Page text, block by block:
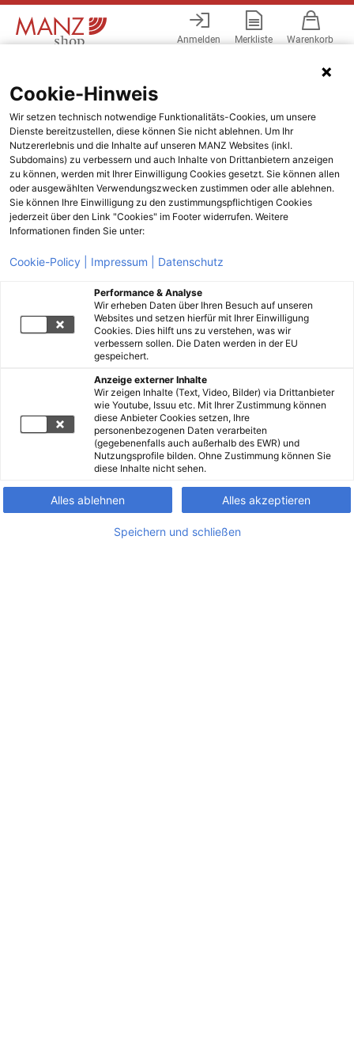
Anmelden Merkliste Warenkorb
Cookie-Hinweis
Wir setzen technisch notwendige Funktionalitäts-Cookies, um unsere
Dienste bereitzustellen, diese können Sie nicht ablehnen. Um Ihr
Nutzererlebnis und die Inhalte auf unseren MANZ Websites (inkl.
Subdomains) zu verbessern und auch Inhalte von Drittanbietern anzeigen
zu können, werden mit Ihrer Einwilligung Cookies gesetzt. Sie können allen
oder ausgewählten Verwendungszwecken zustimmen oder alle ablehnen.
Sie können Ihre Einwilligung zu den zustimmungspflichtigen Cookies
jederzeit über den Link "Cookies" im Footer widerrufen. Weitere
Informationen finden Sie unter:
Cookie-Policy | Impressum | Datenschutz
Performance & Analyse
Wir erheben Daten über Ihren Besuch auf unseren
Websites und setzen hierfür mit Ihrer Einwilligung
Cookies. Dies hilft uns zu verstehen, was wir
verbessern sollen. Die Daten werden in der EU
gespeichert.
Anzeige externer Inhalte
Wir zeigen Inhalte (Text, Video, Bilder) via Drittanbieter
wie Youtube, Issuu etc. Mit Ihrer Zustimmung können
diese Anbieter Cookies setzen, Ihre
personenbezogenen Daten verarbeiten
(gegebenenfalls auch außerhalb des EWR) und
Nutzungsprofile bilden. Ohne Zustimmung können Sie
diese Inhalte nicht sehen.
Alles ablehnen Alles akzeptieren
Speichern und schließen